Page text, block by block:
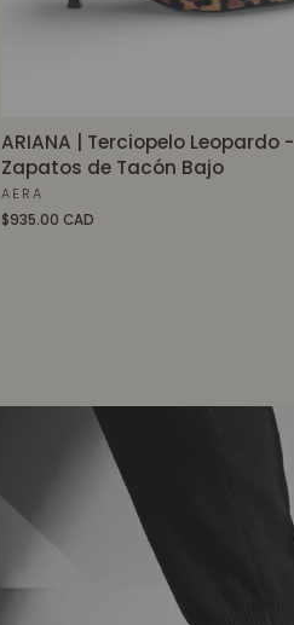
ARIANA | Terciopelo Leopardo -
Zapatos de Tacón Bajo
AERA
$935.00 CAD